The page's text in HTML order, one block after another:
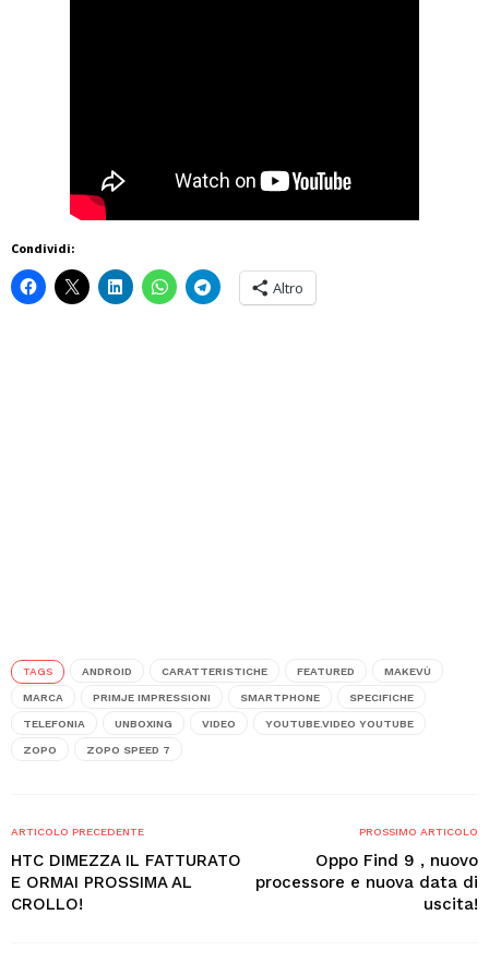
Condividi:
Altro
TAGS ANDROID CARATTERISTICHE FEATURED MAKEVÙ
MARCA PRIMJE IMPRESSIONI SMARTPHONE SPECIFICHE
TELEFONIA UNBOXING VIDEO YOUTUBE.VIDEO YOUTUBE
ZOPO ZOPO SPEED 7
ARTICOLO PRECEDENTE
HTC DIMEZZA IL FATTURATO
E ORMAI PROSSIMA AL
CROLLO!
PROSSIMO ARTICOLO
Oppo Find 9 , nuovo
processore e nuova data di
uscita!